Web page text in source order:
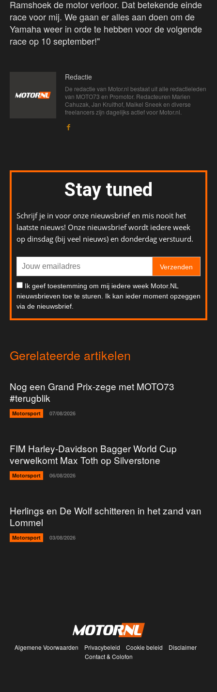
Ramshoek de motor verloor. Dat betekende einde
race voor mij. We gaan er alles aan doen om de
Yamaha weer in orde te hebben voor de volgende
race op 10 september!"
Redactie
De redactie van Motor.nl bestaat uit alle redactieleden
van MOTO73 en Promotor. Redacteuren Marien
Cahuzak, Jan Kruithof, Maikel Sneek en diverse
freelancers zijn dagelijks actief voor Motor.nl.
Stay tuned
Schrijf je in voor onze nieuwsbrief en mis nooit het
laatste nieuws! Onze nieuwsbrief wordt iedere week
op dinsdag (bij veel nieuws) en donderdag verstuurd.
Verzenden
Ik geef toestemming om mij iedere week Motor.NL
nieuwsbrieven toe te sturen. Ik kan ieder moment opzeggen
via de nieuwsbrief.
Gerelateerde artikelen
Nog een Grand Prix-zege met MOTO73
#terugblik
Motorsport 07/08/2026
FIM Harley-Davidson Bagger World Cup
verwelkomt Max Toth op Silverstone
Motorsport 06/08/2026
Herlings en De Wolf schitteren in het zand van
Lommel
Motorsport 03/08/2026
Algemene Voorwaarden Privacybeleid Cookie beleid
Disclaimer
Contact & Colofon